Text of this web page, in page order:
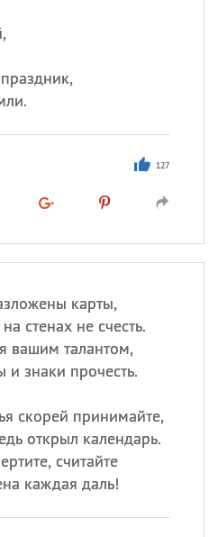
127
карты,
стенах не счесть.
вашим талантом,
знаки прочесть.
скорей принимайте,
открыл календарь.
считайте
каждая даль!